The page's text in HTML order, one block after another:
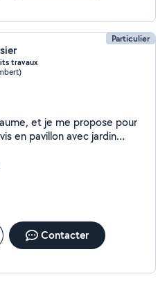
Particulier
travaux
et je me propose pour
en pavillon avec jardin
! seule condition, que
Contacter